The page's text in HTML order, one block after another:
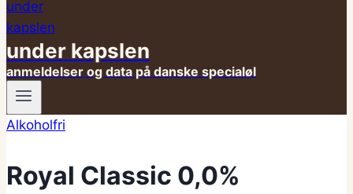
under kapslen
anmeldelser og data på danske specialøl
Alkoholfri
Royal Classic 0,0%